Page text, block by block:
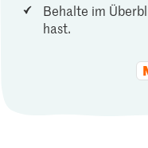
Behalte im
hast.